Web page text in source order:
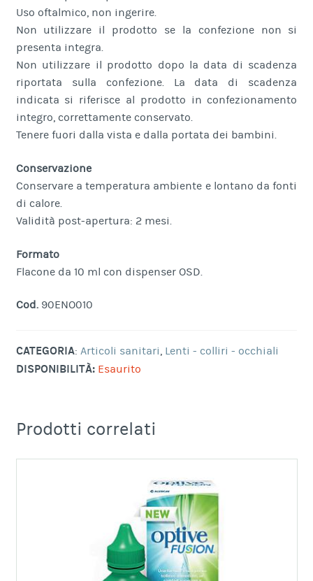
Uso oftalmico, non ingerire.
Non utilizzare il prodotto se la confezione non si
presenta integra.
Non utilizzare il prodotto dopo la data di scadenza
riportata sulla confezione. La data di scadenza
indicata si riferisce al prodotto in confezionamento
integro, correttamente conservato.
Tenere fuori dalla vista e dalla portata dei bambini.
Conservazione
Conservare a temperatura ambiente e lontano da fonti
di calore.
Validità post-apertura: 2 mesi.
Formato
Flacone da 10 ml con dispenser OSD.
Cod.90ENO010
CATEGORIA: Articoli sanitari, Lenti - colliri - occhiali
DISPONIBILITÀ: Esaurito
Prodotti correlati